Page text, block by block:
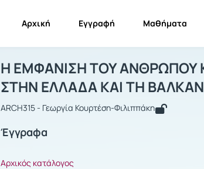
Αρχική Εγγραφή Μαθήματα
Μάθημα : Η ΕΜΦΑΝΙΣΗ ΤΟΥ
Η ΕΜΦΑΝΙΣΗ ΤΟΥ ΑΝΘΡΩΠΟΥ
ΣΤΗΝ ΕΛΛΑΔΑ ΚΑΙ ΤΗ
ARCH315 - Γεωργία Κουρτέση-Φιλιππάκη
Έγγραφα
Αρχικός κατάλογος